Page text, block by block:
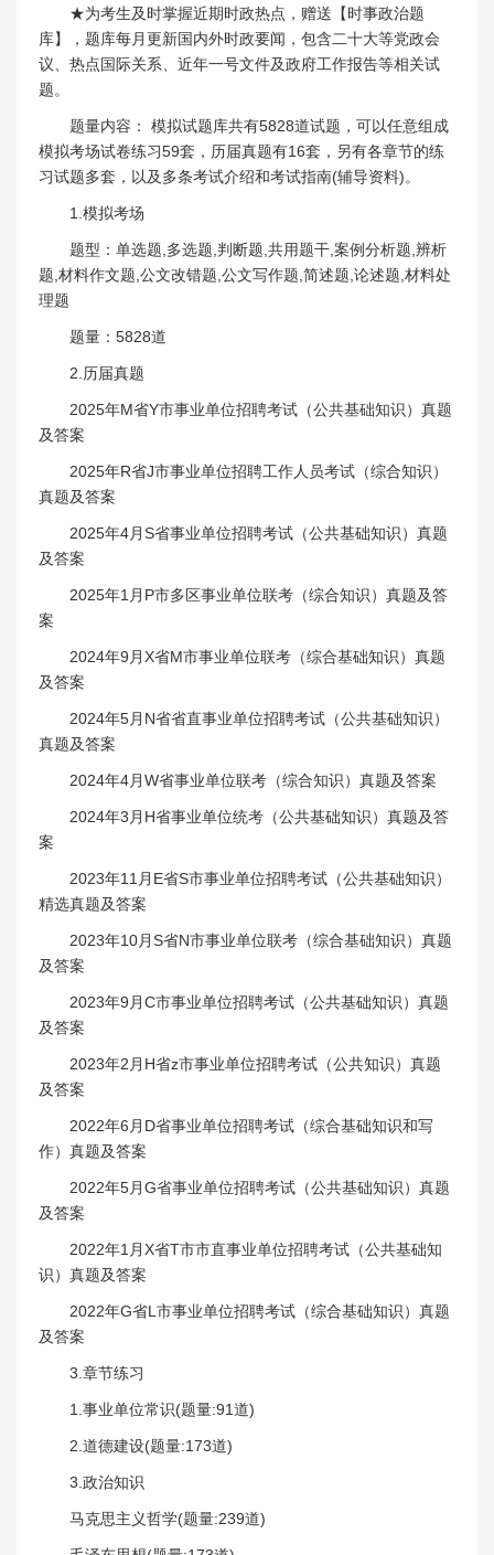
★为考生及时掌握近期时政热点，赠送【时事政治题
库】，题库每月更新国内外时政要闻，包含二十大等党政会
议、热点国际关系、近年一号文件及政府工作报告等相关试
题。
题量内容： 模拟试题库共有5828道试题，可以任意组成
模拟考场试卷练习59套，历届真题有16套，另有各章节的练
习试题多套，以及多条考试介绍和考试指南(辅导资料)。
1.模拟考场
题型：单选题,多选题,判断题,共用题干,案例分析题,辨析
题,材料作文题,公文改错题,公文写作题,简述题,论述题,材料处
理题
题量：5828道
2.历届真题
2025年M省Y市事业单位招聘考试（公共基础知识）真题
及答案
2025年R省J市事业单位招聘工作人员考试（综合知识）
真题及答案
2025年4月S省事业单位招聘考试（公共基础知识）真题
及答案
2025年1月P市多区事业单位联考（综合知识）真题及答
案
2024年9月X省M市事业单位联考（综合基础知识）真题
及答案
2024年5月N省省直事业单位招聘考试（公共基础知识）
真题及答案
2024年4月W省事业单位联考（综合知识）真题及答案
2024年3月H省事业单位统考（公共基础知识）真题及答
案
2023年11月E省S市事业单位招聘考试（公共基础知识）
精选真题及答案
2023年10月S省N市事业单位联考（综合基础知识）真题
及答案
2023年9月C市事业单位招聘考试（公共基础知识）真题
及答案
2023年2月H省z市事业单位招聘考试（公共知识）真题
及答案
2022年6月D省事业单位招聘考试（综合基础知识和写
作）真题及答案
2022年5月G省事业单位招聘考试（公共基础知识）真题
及答案
2022年1月X省T市市直事业单位招聘考试（公共基础知
识）真题及答案
2022年G省L市事业单位招聘考试（综合基础知识）真题
及答案
3.章节练习
1.事业单位常识(题量:91道)
2.道德建设(题量:173道)
3.政治知识
马克思主义哲学(题量:239道)